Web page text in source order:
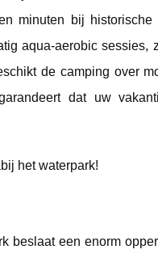
minuten bij historische
aqua-aerobic sessies,
de camping over
dat uw
het waterpark!
beslaat een enorm